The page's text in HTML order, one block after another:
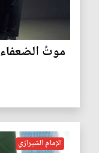
موتُ الضعفاء
الإمام الشيرازي